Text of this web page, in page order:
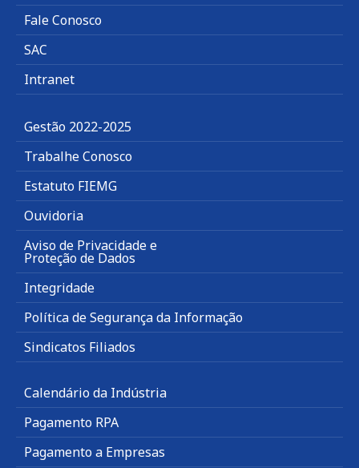
Fale Conosco
SAC
Intranet
Gestão 2022-2025
Trabalhe Conosco
Estatuto FIEMG
Ouvidoria
Aviso de Privacidade e
Proteção de Dados
Integridade
Política de Segurança da Informação
Sindicatos Filiados
Calendário da Indústria
Pagamento RPA
Pagamento a Empresas